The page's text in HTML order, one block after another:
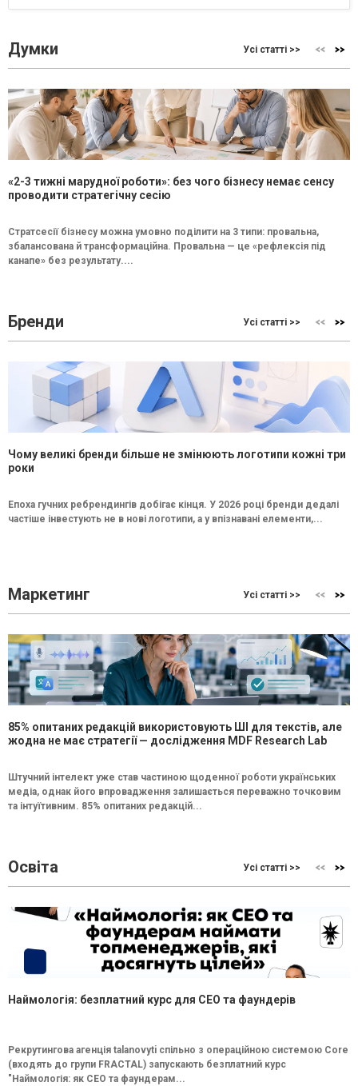
Думки Усі статті >>
«2-3 тижні марудної роботи»: без чого бізнесу немає сенсу
проводити стратегічну сесію
Стратсесії бізнесу можна умовно поділити на 3 типи: провальна,
збалансована й трансформаційна. Провальна — це «рефлексія під
канапе» без результату....
Бренди Усі статті >>
Чому великі бренди більше не змінюють логотипи кожні три
роки
Епоха гучних ребрендингів добігає кінця. У 2026 році бренди дедалі
частіше інвестують не в нові логотипи, а у впізнавані елементи,...
Маркетинг Усі статті >>
85% опитаних редакцій використовують ШІ для текстів, але
жодна не має стратегії — дослідження MDF Research Lab
Штучний інтелект уже став частиною щоденної роботи українських
медіа, однак його впровадження залишається переважно точковим
та інтуїтивним. 85% опитаних редакцій...
Освіта Усі статті >>
Наймологія: безплатний курс для CEO та фаундерів
Рекрутингова агенція talanovyti спільно з операційною системою Core
(входять до групи FRACTAL) запускають безплатний курс
"Наймологія: як СEO та фаундерам...